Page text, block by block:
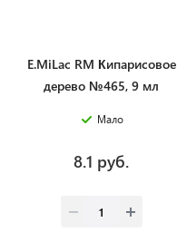
E.MiLac RM Кипарисовое
дерево №465, 9 мл
Мало
8.1 руб.